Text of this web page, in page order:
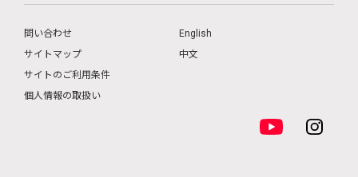
問い合わせ
サイトマップ
サイトのご利用条件
個人情報の取扱い
English
中文